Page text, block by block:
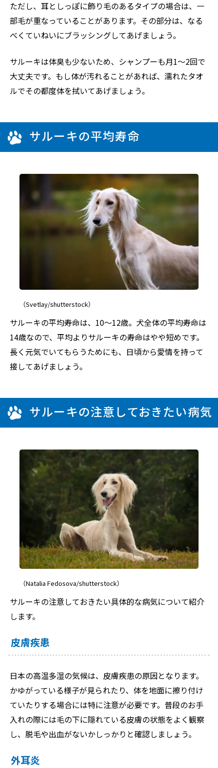
ただし、耳としっぽに飾り毛のあるタイプの場合は、一
部毛が重なっていることがあります。その部分は、なる
べくていねいにブラッシングしてあげましょう。
サルーキは体臭も少ないため、シャンプーも月1〜2回で
大丈夫です。もし体が汚れることがあれば、濡れたタオ
ルでその都度体を拭いてあげましょう。
サルーキの平均寿命
（Svetlay/shutterstock）
サルーキの平均寿命は、10～12歳。犬全体の平均寿命は
14歳なので、平均よりサルーキの寿命はやや短めです。
長く元気でいてもらうためにも、日頃から愛情を持って
接してあげましょう。
サルーキの注意しておきたい病気
（Natalia Fedosova/shutterstock）
サルーキの注意しておきたい具体的な病気について紹介
します。
皮膚疾患
日本の高温多湿の気候は、皮膚疾患の原因となります。
かゆがっている様子が見られたり、体を地面に擦り付け
ていたりする場合には特に注意が必要です。普段のお手
入れの際には毛の下に隠れている皮膚の状態をよく観察
し、脱毛や出血がないかしっかりと確認しましょう。
外耳炎